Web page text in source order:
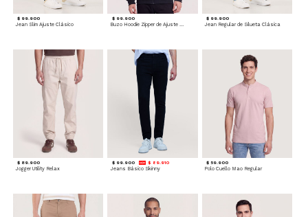
$ 99.900
Jean Slim Ajuste Clásico
$ 99.900
Buzo Hoodie Zipper de Ajuste Cómodo
$ 99.900
Jean Regular de Silueta Clásica
$ 89.900
Jogger Utility Relax
$ 99.900 $ 89.910
Jeans Básico Skinny
$ 59.900
Polo Cuello Mao Regular